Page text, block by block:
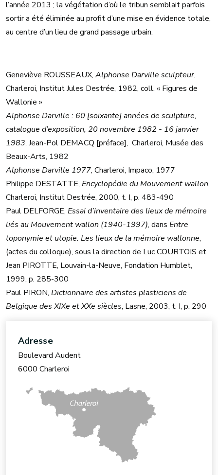
l’année 2013 ; la végétation d’où le tribun semblait parfois
sortir a été éliminée au profit d’une mise en évidence totale,
au centre d’un lieu de grand passage urbain.
Geneviève ROUSSEAUX, Alphonse Darville sculpteur,
Charleroi, Institut Jules Destrée, 1982, coll. « Figures de
Wallonie »
Alphonse Darville : 60 [soixante] années de sculpture,
catalogue d’exposition, 20 novembre 1982 - 16 janvier
1983, Jean-Pol DEMACQ [préface], Charleroi, Musée des
Beaux-Arts, 1982
Alphonse Darville 1977, Charleroi, Impaco, 1977
Philippe DESTATTE, Encyclopédie du Mouvement wallon,
Charleroi, Institut Destrée, 2000, t. I, p. 483-490
Paul DELFORGE, Essai d’inventaire des lieux de mémoire
liés au Mouvement wallon (1940-1997), dans Entre
toponymie et utopie. Les lieux de la mémoire wallonne,
(actes du colloque), sous la direction de Luc COURTOIS et
Jean PIROTTE, Louvain-la-Neuve, Fondation Humblet,
1999, p. 285-300
Paul PIRON, Dictionnaire des artistes plasticiens de
Belgique des XIXe et XXe siècles, Lasne, 2003, t. I, p. 290
Adresse
Boulevard Audent
6000 Charleroi